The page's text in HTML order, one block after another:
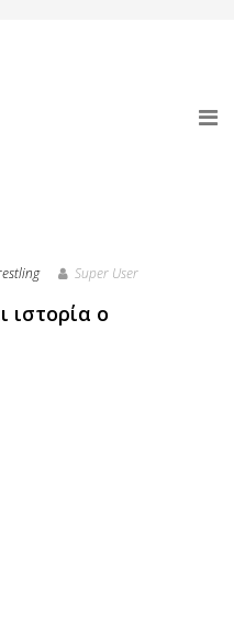
Super User
ιστορία ο